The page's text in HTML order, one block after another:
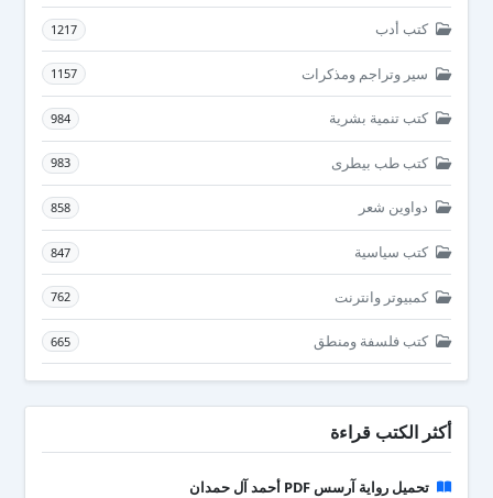
كتب أدب 1217
سير وتراجم ومذكرات 1157
كتب تنمية بشرية 984
كتب طب بيطرى 983
دواوين شعر 858
كتب سياسية 847
كمبيوتر وانترنت 762
كتب فلسفة ومنطق 665
أكثر الكتب قراءة
تحميل رواية آرسس PDF أحمد آل حمدان